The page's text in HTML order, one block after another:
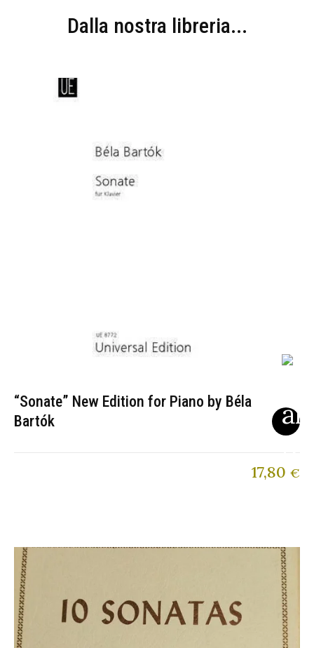
Dalla nostra libreria...
“Sonate” New Edition for Piano by Béla
Bartók
17,80 €